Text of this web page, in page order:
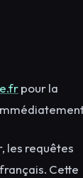
pour la
les requêtes
Cette